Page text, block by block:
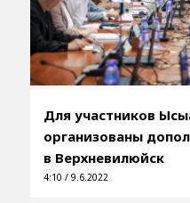
Для участников
организованы
в Верхневилюйск
4:10 / 9.6.2022